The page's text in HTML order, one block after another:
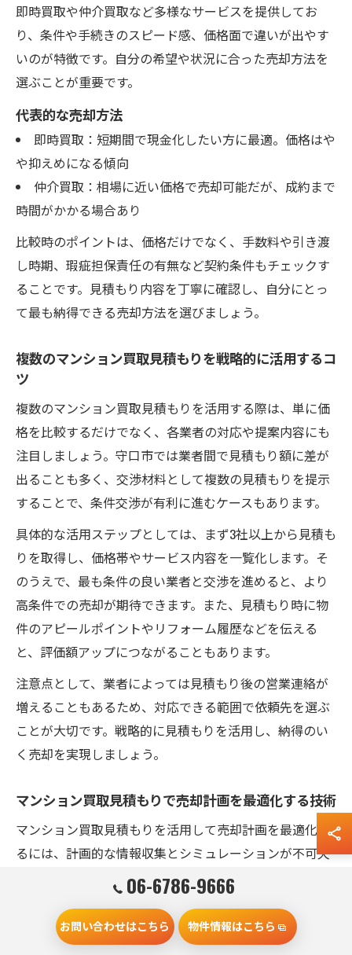
即時買取や仲介買取など多様なサービスを提供してお
り、条件や手続きのスピード感、価格面で違いが出やす
いのが特徴です。自分の希望や状況に合った売却方法を
選ぶことが重要です。
代表的な売却方法
即時買取：短期間で現金化したい方に最適。価格はや
や抑えめになる傾向
仲介買取：相場に近い価格で売却可能だが、成約まで
時間がかかる場合あり
比較時のポイントは、価格だけでなく、手数料や引き渡
し時期、瑕疵担保責任の有無など契約条件もチェックす
ることです。見積もり内容を丁寧に確認し、自分にとっ
て最も納得できる売却方法を選びましょう。
複数のマンション買取見積もりを戦略的に活用するコ
ツ
複数のマンション買取見積もりを活用する際は、単に価
格を比較するだけでなく、各業者の対応や提案内容にも
注目しましょう。守口市では業者間で見積もり額に差が
出ることも多く、交渉材料として複数の見積もりを提示
することで、条件交渉が有利に進むケースもあります。
具体的な活用ステップとしては、まず3社以上から見積も
りを取得し、価格帯やサービス内容を一覧化します。そ
のうえで、最も条件の良い業者と交渉を進めると、より
高条件での売却が期待できます。また、見積もり時に物
件のアピールポイントやリフォーム履歴などを伝える
と、評価額アップにつながることもあります。
注意点として、業者によっては見積もり後の営業連絡が
増えることもあるため、対応できる範囲で依頼先を選ぶ
ことが大切です。戦略的に見積もりを活用し、納得のい
く売却を実現しましょう。
マンション買取見積もりで売却計画を最適化する技術
マンション買取見積もりを活用して売却計画を最適化す
るには、計画的な情報収集とシミュレーションが不可欠
です。守口市の相場や自身の資産状況を踏まえ、売却目
標やスケジュールを明確に設定しましょう。見積もり額
を基準に、ローン残債や諸費用を差し引いた手取り額も
事前に確認しておくことが重要です。
06-6786-9666
お問い合わせはこちら 物件情報はこちら